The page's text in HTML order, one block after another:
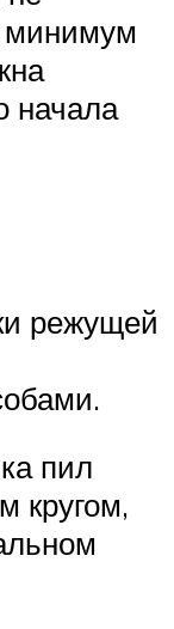
минимум
начала
режущей
пил
кругом,